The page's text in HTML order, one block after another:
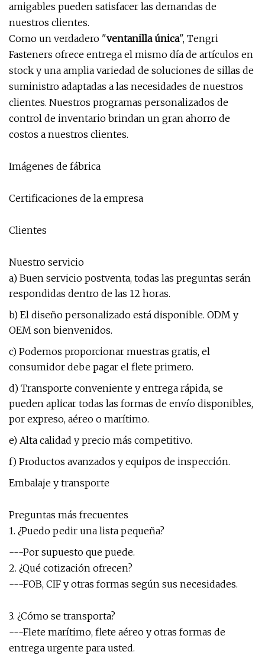
amigables pueden satisfacer las demandas de
nuestros clientes.
Como un verdadero "ventanilla única", Tengri
Fasteners ofrece entrega el mismo día de artículos en
stock y una amplia variedad de soluciones de sillas de
suministro adaptadas a las necesidades de nuestros
clientes. Nuestros programas personalizados de
control de inventario brindan un gran ahorro de
costos a nuestros clientes.
Imágenes de fábrica
Certificaciones de la empresa
Clientes
Nuestro servicio
a) Buen servicio postventa, todas las preguntas serán
respondidas dentro de las 12 horas.
b) El diseño personalizado está disponible. ODM y
OEM son bienvenidos.
c) Podemos proporcionar muestras gratis, el
consumidor debe pagar el flete primero.
d) Transporte conveniente y entrega rápida, se
pueden aplicar todas las formas de envío disponibles,
por expreso, aéreo o marítimo.
e) Alta calidad y precio más competitivo.
f) Productos avanzados y equipos de inspección.
Embalaje y transporte
Preguntas más frecuentes
1. ¿Puedo pedir una lista pequeña?
---Por supuesto que puede.
2. ¿Qué cotización ofrecen?
---FOB, CIF y otras formas según sus necesidades.
3. ¿Cómo se transporta?
---Flete marítimo, flete aéreo y otras formas de
entrega urgente para usted.